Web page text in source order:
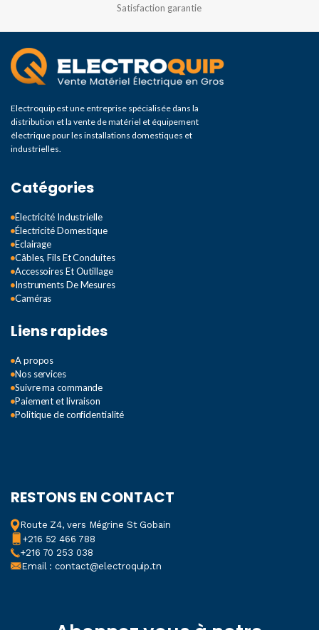
Satisfaction garantie
Electroquip est une entreprise spécialisée dans la
distribution et la vente de matériel et équipement
électrique pour les installations domestiques et
industrielles.
Catégories
Électricité Industrielle
Électricité Domestique
Eclairage
Câbles, Fils Et Conduites
Accessoires Et Outillage
Instruments De Mesures
Caméras
Liens rapides
A propos
Nos services
Suivre ma commande
Paiement et livraison
Politique de confidentialité
RESTONS EN CONTACT
Route Z4, vers Mégrine St Gobain
+216 52 466 788
+216 70 253 038
Email : contact@electroquip.tn